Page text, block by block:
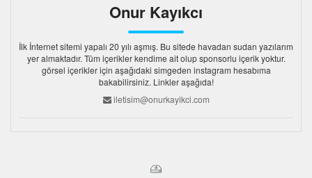
Onur Kayıkcı
İlk İnternet sitemi yapalı 20 yılı aşmış. Bu sitede havadan sudan yazılarım
yer almaktadır. Tüm içerikler kendime ait olup sponsorlu içerik yoktur.
görsel içerikler için aşağıdaki simgeden instagram hesabıma
bakabilirsiniz. Linkler aşağıda!
iletisim@onurkayikci.com